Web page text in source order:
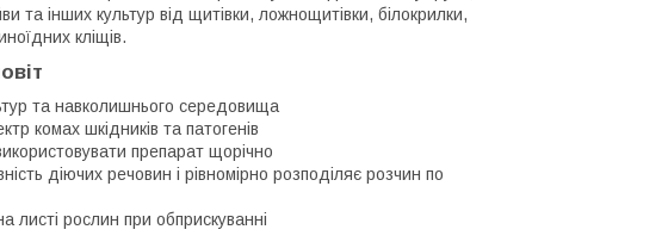
та інших культур від щитівки, ложнощитівки, білокрилки,
кліщів.
та навколишнього середовища
комах шкідників та патогенів
препарат щорічно
діючих речовин і рівномірно розподіляє розчин по
листі рослин при обприскуванні